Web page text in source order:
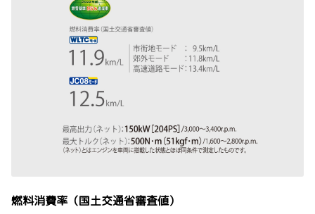
燃料消費率（国土交通省審査値）